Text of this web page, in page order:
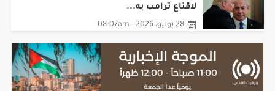
لاقناع ترامب به...
28 يوليو، 2026 - 08:07am